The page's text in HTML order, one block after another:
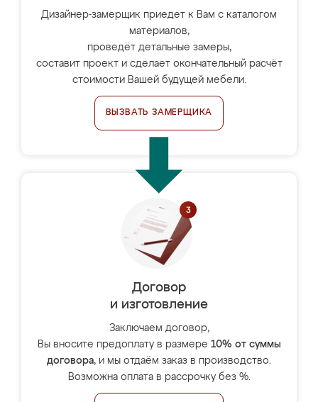
Дизайнер-замерщик приедет к Вам с каталогом
материалов,
проведёт детальные замеры,
составит проект и сделает окончательный расчёт
стоимости Вашей будущей мебели.
ВЫЗВАТЬ ЗАМЕРЩИКА
Договор
и изготовление
Заключаем договор,
Вы вносите предоплату в размере 10% от суммы
договора, и мы отдаём заказ в производство.
Возможна оплата в рассрочку без %.